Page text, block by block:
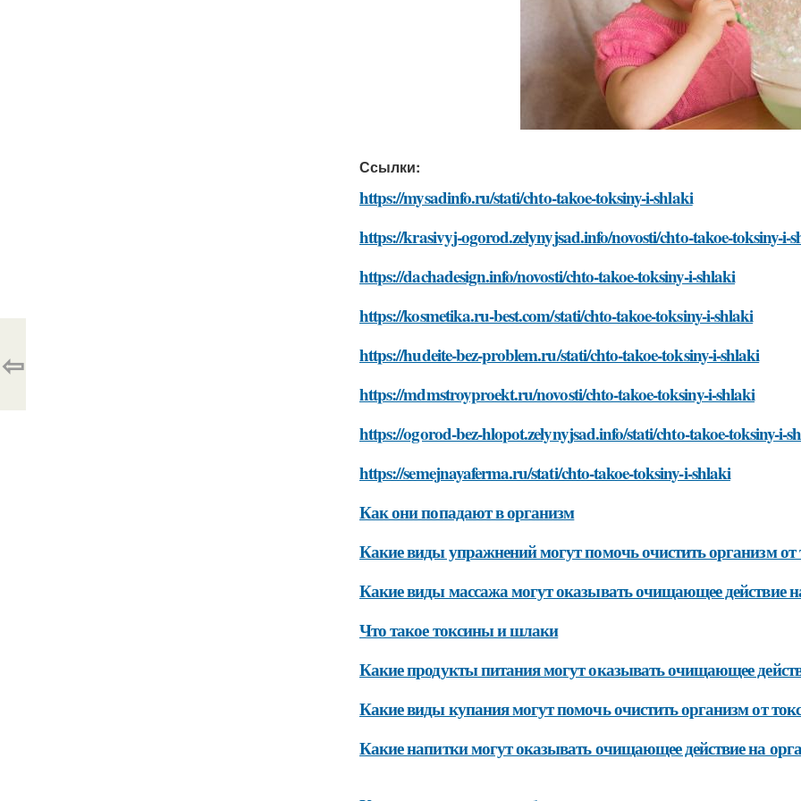
Ссылки:
https://mysadinfo.ru/stati/chto-takoe-toksiny-i-shlaki
https://krasivyj-ogorod.zelynyjsad.info/novosti/chto-takoe-toksiny-i-
https://dachadesign.info/novosti/chto-takoe-toksiny-i-shlaki
https://kosmetika.ru-best.com/stati/chto-takoe-toksiny-i-shlaki
https://hudeite-bez-problem.ru/stati/chto-takoe-toksiny-i-shlaki
https://mdmstroyproekt.ru/novosti/chto-takoe-toksiny-i-shlaki
https://ogorod-bez-hlopot.zelynyjsad.info/stati/chto-takoe-toksiny-i-
https://semejnayaferma.ru/stati/chto-takoe-toksiny-i-shlaki
Как они попадают в организм
Какие виды упражнений могут помочь очистить организм
Какие виды массажа могут оказывать очищающее действие
Что такое токсины и шлаки
Какие продукты питания могут оказывать очищающее
Какие виды купания могут помочь очистить организм от
Какие напитки могут оказывать очищающее действие на
⇦